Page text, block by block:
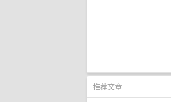
推荐文章